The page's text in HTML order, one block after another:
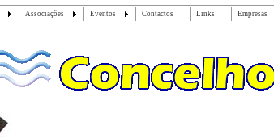
Associações Eventos Contactos Links Empresas